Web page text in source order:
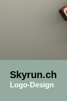
Skyrun.ch
Logo-Design